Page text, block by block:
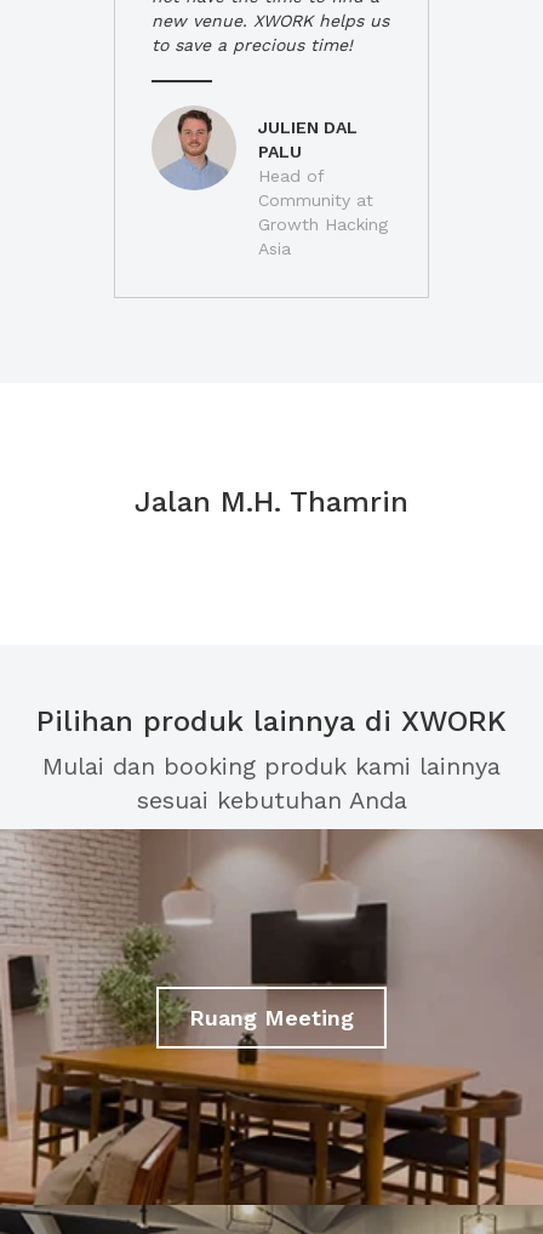
new venue. XWORK helps us
to save a precious time!
JULIEN DAL
PALU
Head of
Community at
Growth Hacking
Asia
Jalan M.H. Thamrin
Pilihan produk lainnya di XWORK
Mulai dan booking produk kami lainnya
sesuai kebutuhan Anda
Ruang Meeting